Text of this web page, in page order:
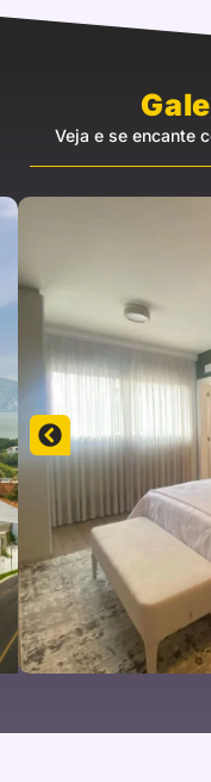
Veja e se encante